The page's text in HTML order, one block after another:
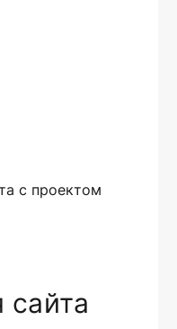
с проектом